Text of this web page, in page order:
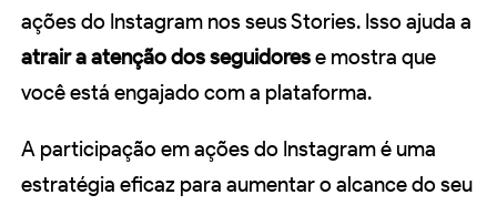
ações do Instagram nos seus Stories. Isso ajuda a
atrair a atenção dos seguidorese mostra que
você está engajado com a plataforma.
A participação em ações do Instagram é uma
estratégia eficaz para aumentar o alcance do seu